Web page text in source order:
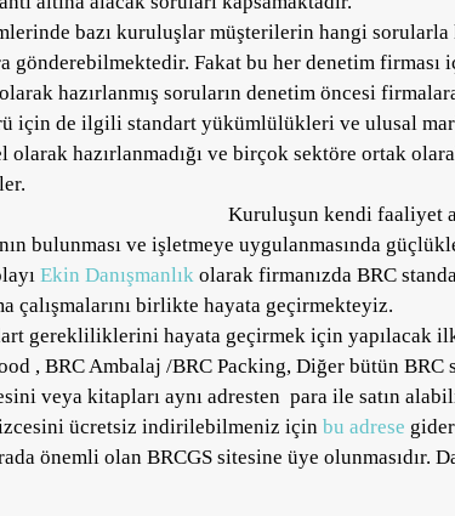
bazı kuruluşlar müşterilerin hangi sorularla
gönderebilmektedir. Fakat bu her denetim
hazırlanmış soruların denetim öncesi
için de ilgili standart yükümlülükleri ve ulusal
olarak hazırlanmadığı ve birçok sektöre ortak
Kuruluşun kendi faaliyet
bulunması ve işletmeye uygulanmasında
Ekin Danışmanlık olarak firmanızda BRC
çalışmalarını birlikte hayata geçirmekteyiz.
gerekliliklerini hayata geçirmek için yapılacak
, BRC Ambalaj /BRC Packing, Diğer bütün BRC
veya kitapları aynı adresten para ile satın
ücretsiz indirilebilmeniz için bu adrese
önemli olan BRCGS sitesine üye